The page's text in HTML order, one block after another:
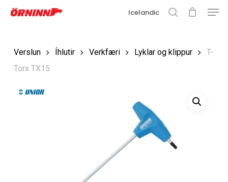
Fara
Loka
Icelandic
Verslun Íhlutir Verkfæri Lyklar og klippur
T-
Torx TX15